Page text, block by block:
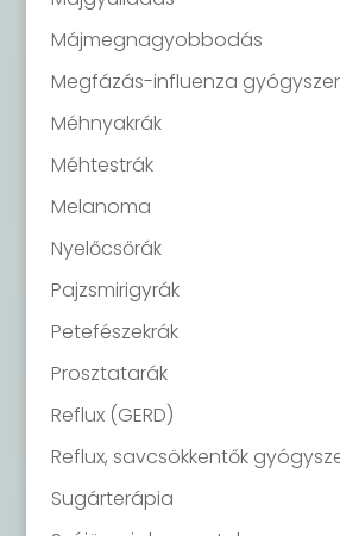
Májmegnagyobbodás
Megfázás-influenza
Méhnyakrák
Méhtestrák
Melanoma
Nyelőcsőrák
Pajzsmirigyrák
Petefészekrák
Prosztatarák
Reflux (GERD)
Reflux, savcsökkentők
Sugárterápia